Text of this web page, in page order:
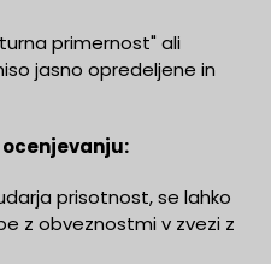
primernost" ali
jasno opredeljene in
prisotnost, se lahko
z obveznostmi v zvezi z